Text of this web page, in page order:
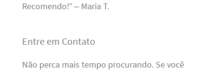
Recomendo!” – Maria T.
Entre em Contato
Não perca mais tempo procurando. Se você